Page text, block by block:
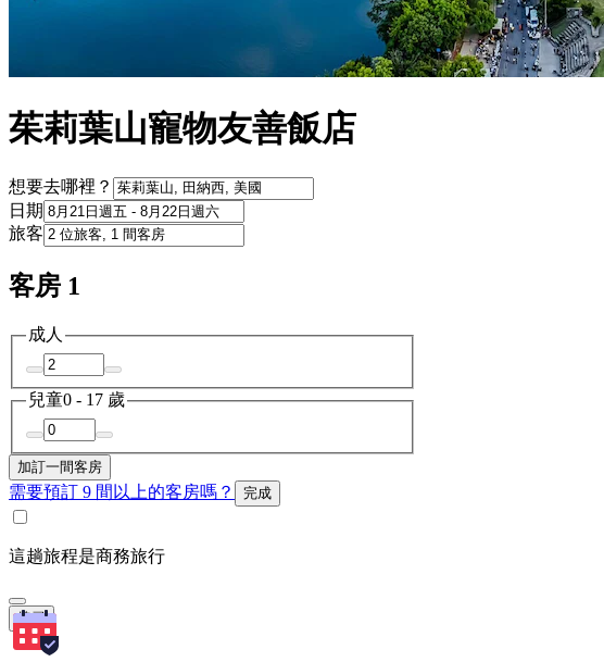
茱莉葉山寵物友善飯店
想要去哪裡？
日期
旅客
客房 1
成人
兒童0 - 17 歲
加訂一間客房
需要預訂 9 間以上的客房嗎？ 完成
這趟旅程是商務旅行
搜尋